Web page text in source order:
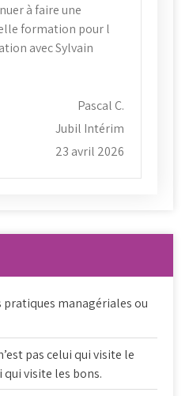
à faire une
formation pour l
avec Sylvain
Pascal C.
Jubil Intérim
23 avril 2026
pratiques managériales ou
pas celui qui visite le
qui visite les bons.